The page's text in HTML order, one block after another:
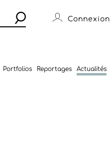
Connexion
Portfolios Reportages Actualités